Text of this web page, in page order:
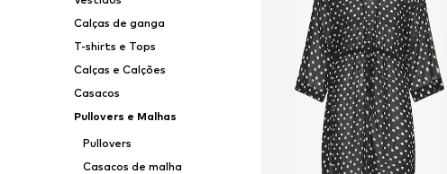
Calças de ganga
T-shirts e Tops
Calças e Calções
Casacos
Pullovers e Malhas
Pullovers
Casacos de malha